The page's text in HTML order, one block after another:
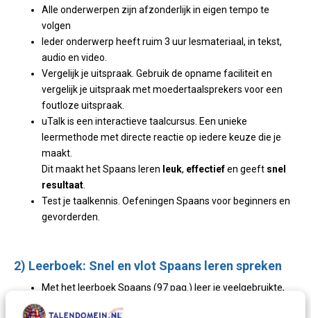
Alle onderwerpen zijn afzonderlijk in eigen tempo te
volgen
Ieder onderwerp heeft ruim 3 uur lesmateriaal, in tekst,
audio en video.
Vergelijk je uitspraak. Gebruik de opname faciliteit en
vergelijk je uitspraak met moedertaalsprekers voor een
foutloze uitspraak.
uTalk is een interactieve taalcursus. Een unieke
leermethode met directe reactie op iedere keuze die je
maakt.
Dit maakt het Spaans leren leuk, effectiefen geeft snel
resultaat
Test je taalkennis. Oefeningen Spaans voor beginners en
gevorderden.
2) Leerboek: Snel en vlot Spaans leren spreken
Met het leerboek Spaans (97 pag.) leer je veelgebruikte,